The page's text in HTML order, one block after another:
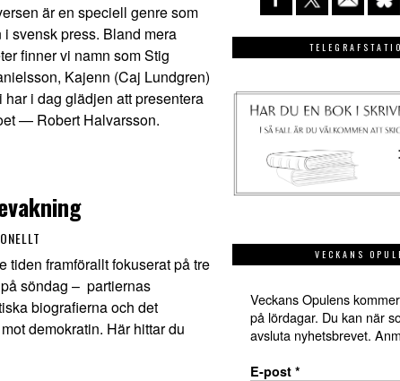
är en speciell genre som
svensk press. Bland mera
finner vi namn som Stig
Kajenn (Caj Lundgren)
har i dag glädjen att presentera
— Robert Halvarsson.
tiden framförallt fokuserat på tre
söndag – partiernas
biografierna och det
demokratin. Här hittar du
VECKANS
Veckans Opulens
på lördagar. Du kan när
avsluta nyhetsbrevet.
E-post *